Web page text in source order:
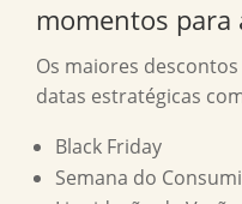
momentos para
Os maiores
datas estratégicas
Black Friday
Semana do